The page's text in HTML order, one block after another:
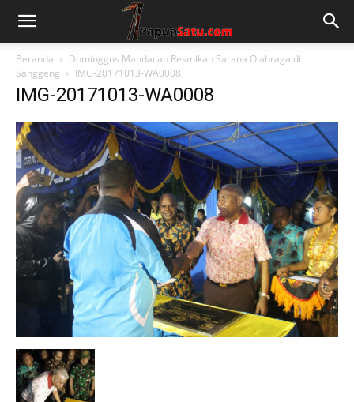
Beranda
Dominggus Mandacan Resmikan Sarana Olahraga di
Sanggeng
IMG-20171013-WA0008
IMG-20171013-WA0008